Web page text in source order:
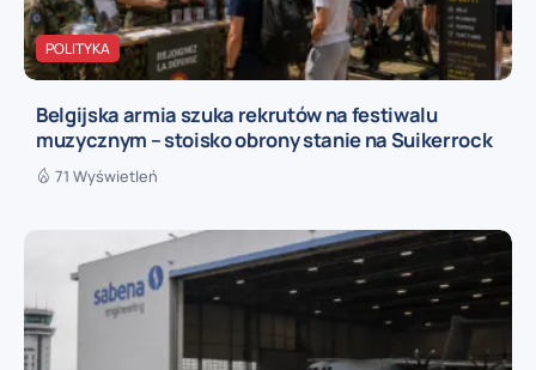
POLITYKA
Belgijska armia szuka rekrutów na festiwalu
muzycznym – stoisko obrony stanie na Suikerrock
71 Wyświetleń